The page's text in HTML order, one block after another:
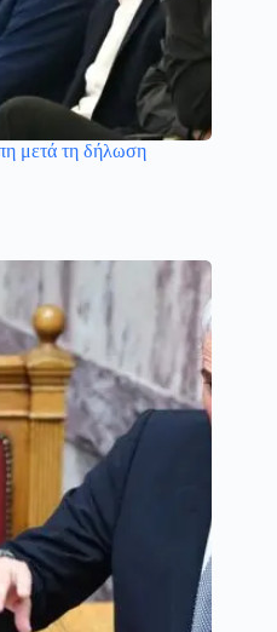
μετά τη δήλωση